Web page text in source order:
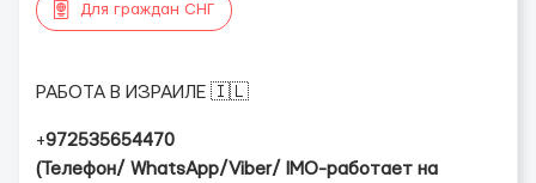
Для граждан СНГ
РАБОТА В ИЗРАИЛЕ 🇮🇱
+972535654470
‬(Телефон/ WhatsApp/Viber/ IMO-работает на